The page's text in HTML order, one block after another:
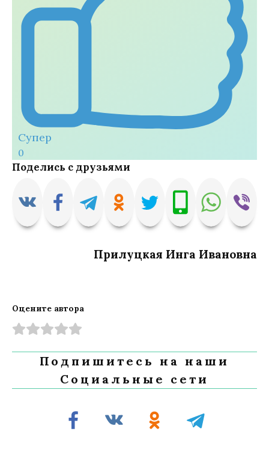
Супер
0
Поделись с друзьями
Прилуцкая Инга Ивановна
Оцените автора
Подпишитесь на наши
Социальные сети